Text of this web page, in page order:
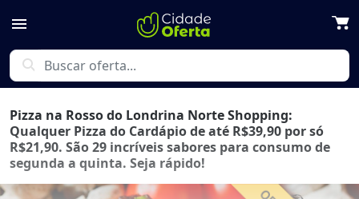
menu
search
Pizza na Rosso do Londrina Norte Shopping:
Qualquer Pizza do Cardápio de até R$39,90 por só
R$21,90. São 29 incríveis sabores para consumo de
segunda a quinta. Seja rápido!